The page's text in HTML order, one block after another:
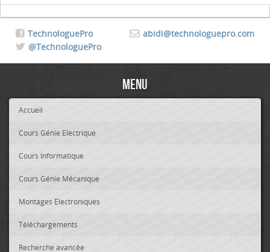
abidi@technologuepro.com
TechnologuePro
@TechnologuePro
Menu
Accueil
Cours Génie Electrique
Cours Informatique
Cours Génie Mécanique
Montages Electroniques
Téléchargements
Recherche avancée